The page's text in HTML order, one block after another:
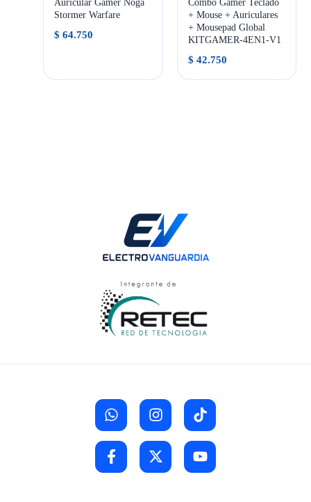
Auricular Gamer Noga
Stormer Warfare
$ 64.750
Combo Gamer Teclado
+ Mouse + Auriculares
+ Mousepad Global
KITGAMER-4EN1-V1
$ 42.750